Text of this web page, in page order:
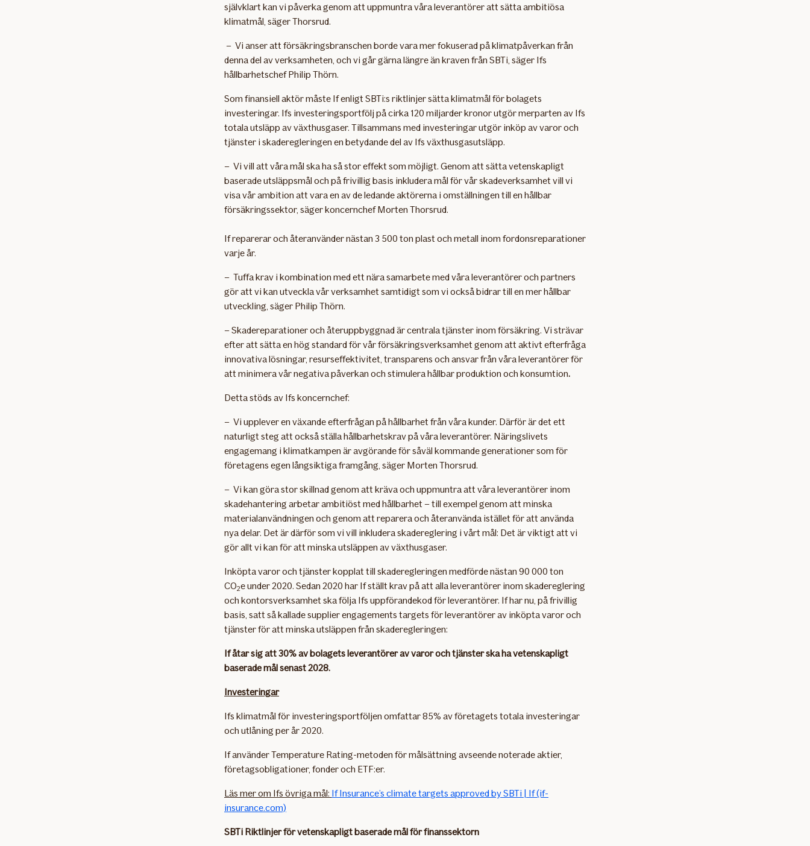
självklart kan vi påverka genom att uppmuntra våra leverantörer att sätta ambitiösa
klimatmål, säger Thorsrud.
– Vi anser att försäkringsbranschen borde vara mer fokuserad på klimatpåverkan från
denna del av verksamheten, och vi går gärna längre än kraven från SBTi, säger Ifs
hållbarhetschef Philip Thörn.
Som finansiell aktör måste If enligt SBTi:s riktlinjer sätta klimatmål för bolagets
investeringar. Ifs investeringsportfölj på cirka 120 miljarder kronor utgör merparten av Ifs
totala utsläpp av växthusgaser. Tillsammans med investeringar utgör inköp av varor och
tjänster i skaderegleringen en betydande del av Ifs växthusgasutsläpp.
– Vi vill att våra mål ska ha så stor effekt som möjligt. Genom att sätta vetenskapligt
baserade utsläppsmål och på frivillig basis inkludera mål för vår skadeverksamhet vill vi
visa vår ambition att vara en av de ledande aktörerna i omställningen till en hållbar
försäkringssektor, säger koncernchef Morten Thorsrud.
If reparerar och återanvänder nästan 3 500 ton plast och metall inom fordonsreparationer
varje år.
– Tuffa krav i kombination med ett nära samarbete med våra leverantörer och partners
gör att vi kan utveckla vår verksamhet samtidigt som vi också bidrar till en mer hållbar
utveckling, säger Philip Thörn.
– Skadereparationer och återuppbyggnad är centrala tjänster inom försäkring. Vi strävar
efter att sätta en hög standard för vår försäkringsverksamhet genom att aktivt efterfråga
innovativa lösningar, resurseffektivitet, transparens och ansvar från våra leverantörer för
att minimera vår negativa påverkan och stimulera hållbar produktion och konsumtion.
Detta stöds av Ifs koncernchef:
– Vi upplever en växande efterfrågan på hållbarhet från våra kunder. Därför är det ett
naturligt steg att också ställa hållbarhetskrav på våra leverantörer. Näringslivets
engagemang i klimatkampen är avgörande för såväl kommande generationer som för
företagens egen långsiktiga framgång, säger Morten Thorsrud.
– Vi kan göra stor skillnad genom att kräva och uppmuntra att våra leverantörer inom
skadehantering arbetar ambitiöst med hållbarhet – till exempel genom att minska
materialanvändningen och genom att reparera och återanvända istället för att använda
nya delar. Det är därför som vi vill inkludera skadereglering i vårt mål: Det är viktigt att vi
gör allt vi kan för att minska utsläppen av växthusgaser.
Inköpta varor och tjänster kopplat till skaderegleringen medförde nästan 90 000 ton
CO2e under 2020. Sedan 2020 har If ställt krav på att alla leverantörer inom skadereglering
och kontorsverksamhet ska följa Ifs uppförandekod för leverantörer. If har nu, på frivillig
basis, satt så kallade supplier engagements targets för leverantörer av inköpta varor och
tjänster för att minska utsläppen från skaderegleringen:
If åtar sig att 30% av bolagets leverantörer av varor och tjänster ska ha vetenskapligt
baserade mål senast 2028.
Investeringar
Ifs klimatmål för investeringsportföljen omfattar 85% av företagets totala investeringar
och utlåning per år 2020.
If använder Temperature Rating-metoden för målsättning avseende noterade aktier,
företagsobligationer, fonder och ETF:er.
Läs mer om Ifs övriga mål: If Insurance’s climate targets approved by SBTi | If (if-
insurance.com)
SBTi Riktlinjer för vetenskapligt baserade mål för finanssektorn